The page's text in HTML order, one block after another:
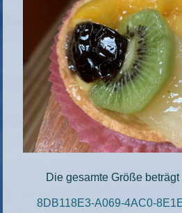
Die gesamte Größe beträgt
8DB118E3-A069-4AC0-